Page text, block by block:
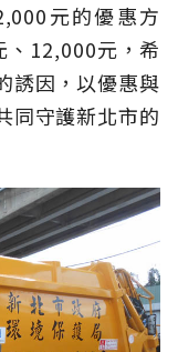
元的優惠方
、12,000元，希
誘因，以優惠與
同守護新北市的